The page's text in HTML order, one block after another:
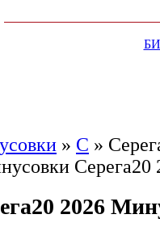
» С »
2026